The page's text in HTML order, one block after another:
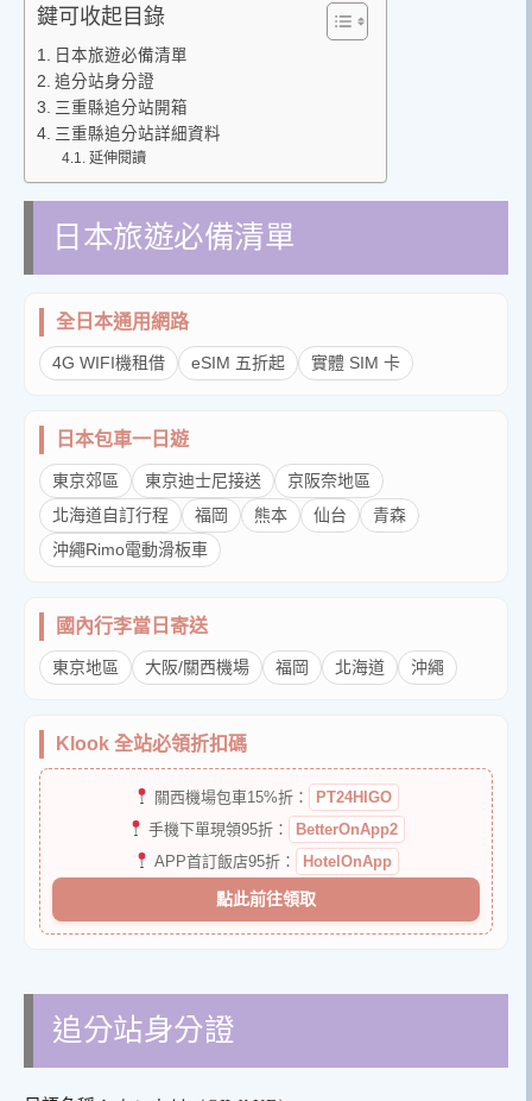
鍵可收起目錄
日本旅遊必備清單
追分站身分證
三重縣追分站開箱
三重縣追分站詳細資料
延伸閱讀
日本旅遊必備清單
全日本通用網路
4G WIFI機租借 eSIM 五折起 實體 SIM 卡
日本包車一日遊
東京郊區 東京迪士尼接送
京阪奈地區
北海道自訂行程
福岡 熊本 仙台
青森
沖繩Rimo電動滑板車
國內行李當日寄送
東京地區 大阪/關西機場 福岡 北海道 沖繩
Klook 全站必領折扣碼
關西機場包車15%折：
PT24HIGO
手機下單現領95折：
BetterOnApp2
APP首訂飯店95折：
HotelOnApp
點此前往領取
追分站身分證